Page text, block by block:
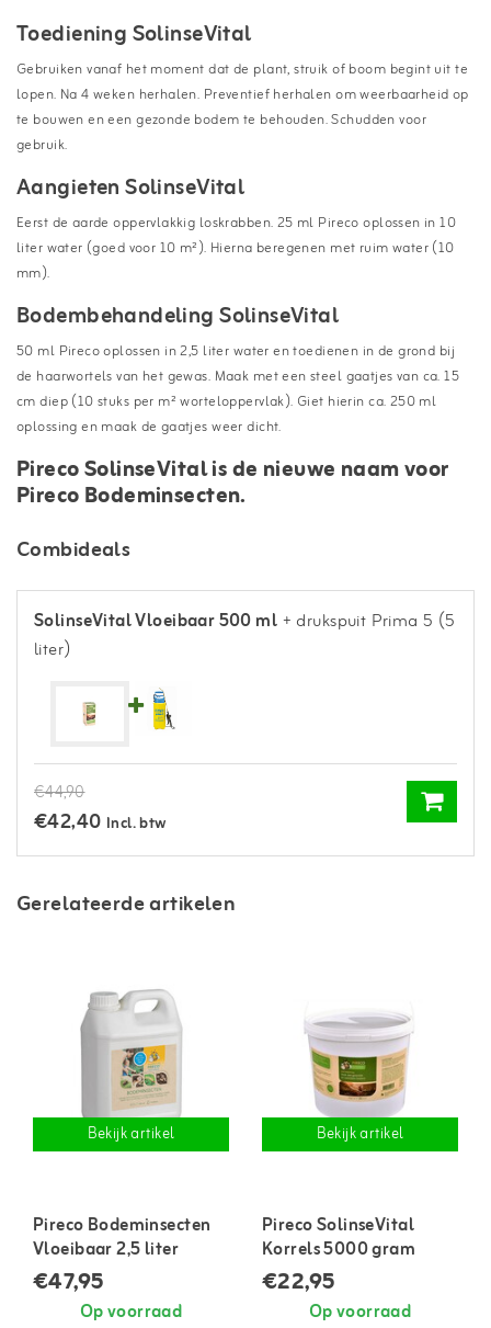
Toediening SolinseVital
Gebruiken vanaf het moment dat de plant, struik of boom begint uit te
lopen. Na 4 weken herhalen. Preventief herhalen om weerbaarheid op
te bouwen en een gezonde bodem te behouden. Schudden voor
gebruik.
Aangieten SolinseVital
Eerst de aarde oppervlakkig loskrabben. 25 ml Pireco oplossen in 10
liter water (goed voor 10 m²). Hierna beregenen met ruim water (10
mm).
Bodembehandeling SolinseVital
50 ml Pireco oplossen in 2,5 liter water en toedienen in de grond bij
de haarwortels van het gewas. Maak met een steel gaatjes van ca. 15
cm diep (10 stuks per m² worteloppervlak). Giet hierin ca. 250 ml
oplossing en maak de gaatjes weer dicht.
Pireco SolinseVital is de nieuwe naam voor
Pireco Bodeminsecten.
Combideals
SolinseVital Vloeibaar 500 ml+ drukspuit Prima 5 (5
liter)
€44,90
€42,40 Incl. btw
Gerelateerde artikelen
Bekijk artikel
Pireco Bodeminsecten
Vloeibaar 2,5 liter
€47,95
Op voorraad
Bekijk artikel
Pireco SolinseVital
Korrels 5000 gram
€22,95
Op voorraad